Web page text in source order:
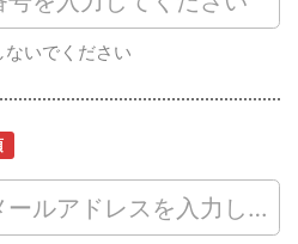
ないでください